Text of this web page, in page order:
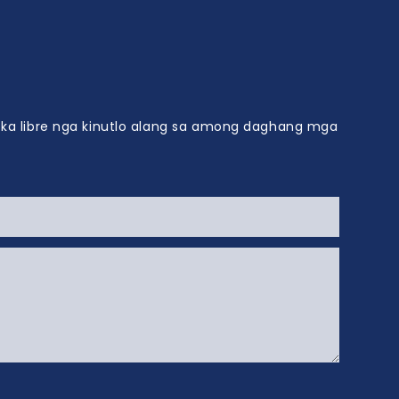
yelo ug
libre nga kinutlo alang sa among daghang mga